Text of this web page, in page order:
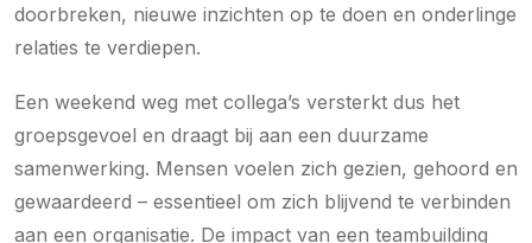
doorbreken, nieuwe inzichten op te doen en onderlinge
relaties te verdiepen.
Een weekend weg met collega’s versterkt dus het
groepsgevoel en draagt bij aan een duurzame
samenwerking. Mensen voelen zich gezien, gehoord en
gewaardeerd – essentieel om zich blijvend te verbinden
aan een organisatie. De impact van een teambuilding